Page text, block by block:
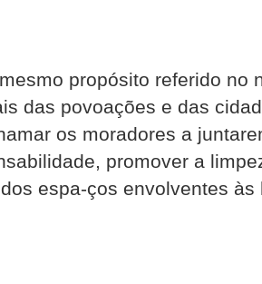
propósito referido no
das povoações e das
os moradores a
promover a
espa-ços envolventes às